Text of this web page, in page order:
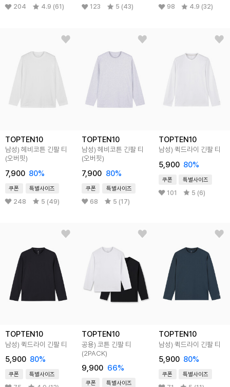
204 4.9 (61) 123 5 (43) 98 4.9 (32)
TOPTEN10
남성) 헤비코튼 긴팔 티
(오버핏)
7,900 80%
쿠폰 특별사이즈
248 5 (49)
TOPTEN10
남성) 헤비코튼 긴팔 티
(오버핏)
7,900 80%
쿠폰 특별사이즈
68 5 (17)
TOPTEN10
남성) 퀵드라이 긴팔 티
5,900 80%
쿠폰 특별사이즈
101 5 (6)
TOPTEN10
남성) 퀵드라이 긴팔 티
5,900 80%
쿠폰 특별사이즈
TOPTEN10
공용) 코튼 긴팔 티
(2PACK)
9,900 66%
쿠폰 특별사이즈
TOPTEN10
남성) 퀵드라이 긴팔 티
5,900 80%
쿠폰 특별사이즈